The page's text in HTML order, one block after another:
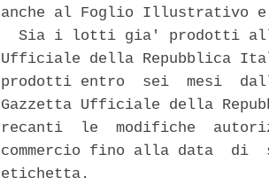
anche al Foglio Illustrativo
Sia i lotti gia' prodotti
Ufficiale della Repubblica
prodotti entro  sei  mesi
Gazzetta Ufficiale della
recanti  le  modifiche
commercio fino alla data  di
etichetta.